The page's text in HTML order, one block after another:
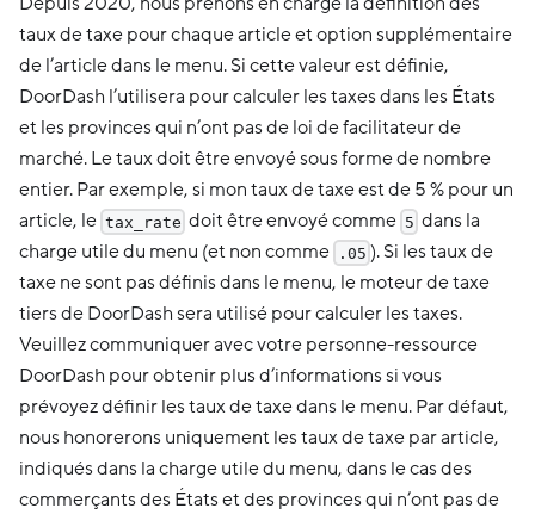
taux de taxe pour chaque article et option supplémentaire
de l’article dans le menu. Si cette valeur est définie,
DoorDash l’utilisera pour calculer les taxes dans les États
et les provinces qui n’ont pas de loi de facilitateur de
marché. Le taux doit être envoyé sous forme de nombre
entier. Par exemple, si mon taux de taxe est de 5 % pour un
article, le tax_rate doit être envoyé comme 5 dans la
charge utile du menu (et non comme
.05 ). Si les taux de
taxe ne sont pas définis dans le menu, le moteur de taxe
tiers de DoorDash sera utilisé pour calculer les taxes.
Veuillez communiquer avec votre personne-ressource
DoorDash pour obtenir plus d’informations si vous
prévoyez définir les taux de taxe dans le menu. Par défaut,
nous honorerons uniquement les taux de taxe par article,
indiqués dans la charge utile du menu, dans le cas des
commerçants des États et des provinces qui n’ont pas de